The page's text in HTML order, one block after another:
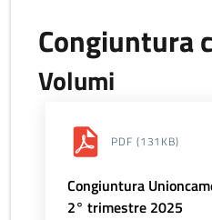
Congiuntura
Volumi
PDF (131KB)
Congiuntura
2° trimestre 2025